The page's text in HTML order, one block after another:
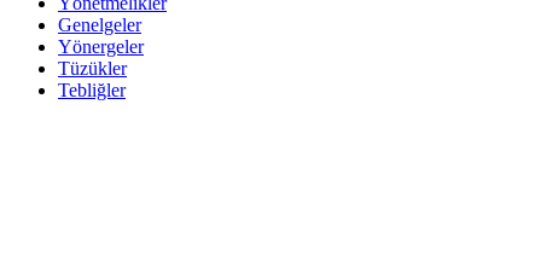
Genelgeler
Yönergeler
Tüzükler
Tebliğler